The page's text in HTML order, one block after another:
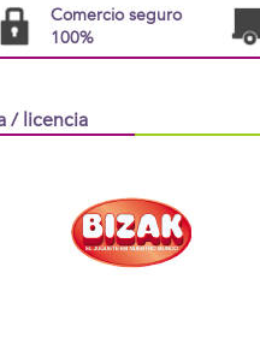
Comercio seguro
100%
/ licencia